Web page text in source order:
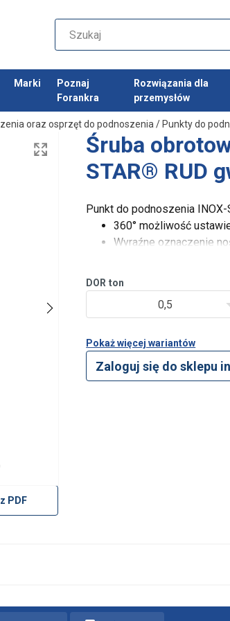
Marki
Poznaj
Forankra
Rozwiązania dla
przemysłów
oraz osprzęt do podnoszenia / Punkty do
Śruba
STAR® RUD
PDF
Punkt do podnoszenia
360° możliwość
Wyraźne oznaczenie
DOR ton
0,5
Pokaż więcej wariantów
Zaloguj się do sklepu